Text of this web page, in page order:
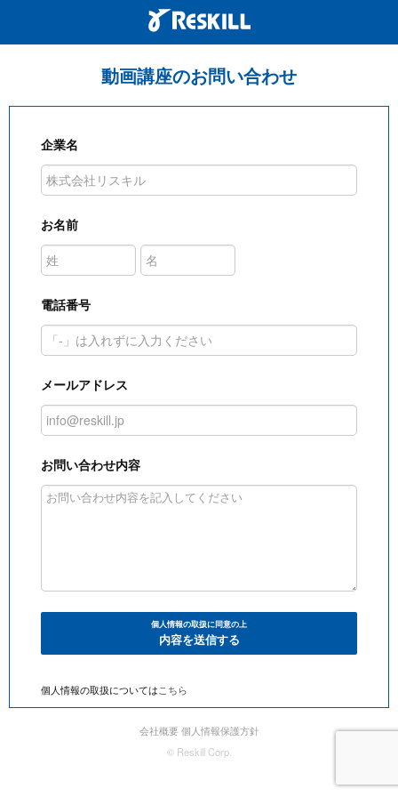
動画講座のお問い合わせ
企業名
お名前
電話番号
メールアドレス
お問い合わせ内容
個人情報の取扱に同意の上
内容を送信する
個人情報の取扱についてはこちら
会社概要 個人情報保護方針
© Reskill Corp.